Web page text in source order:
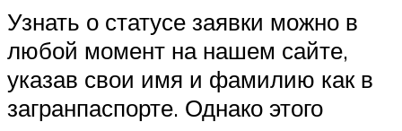
Узнать о статусе заявки можно в
любой момент на нашем сайте,
указав свои имя и фамилию как в
загранпаспорте. Однако этого